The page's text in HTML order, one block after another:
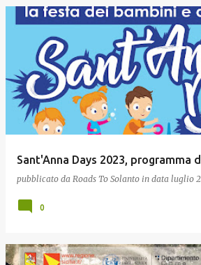
Sant'Anna Days 2023, programma
pubblicato da Roads To Solanto in data luglio
0